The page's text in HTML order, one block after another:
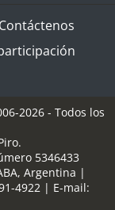
Contáctenos
2026 - Todos los
5346433
Argentina |
4922| E-mail: